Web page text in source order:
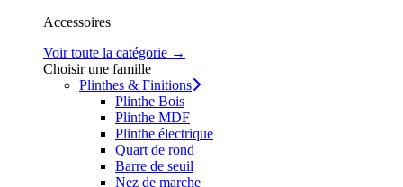
Accessoires
Voir toute la catégorie →
Choisir une famille
Plinthes & Finitions
Plinthe Bois
Plinthe MDF
Plinthe électrique
Quart de rond
Barre de seuil
Nez de marche